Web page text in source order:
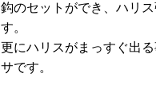
鈎のセットができ、ハリ
す。
更にハリスがまっすぐ出
サです。